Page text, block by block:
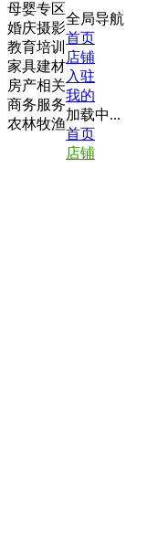
母婴专区
婚庆摄影
教育培训
家具建材
房产相关
商务服务
农林牧渔
全局导航
首页
店铺
入驻
我的
加载中...
首页
店铺